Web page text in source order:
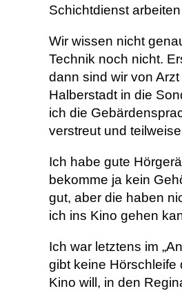
Schichtdienst
Wir wissen nicht
Technik noch nicht.
dann sind wir von
Halberstadt in die
ich die
verstreut und
Ich habe gute
bekomme ja kein
gut, aber die haben
ich ins Kino gehen
Ich war letztens im
gibt keine Hörschleife
Kino will, in den